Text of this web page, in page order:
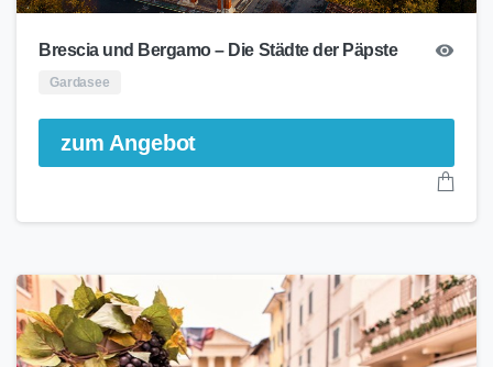
Brescia und Bergamo – Die Städte der Päpste
Gardasee
zum Angebot